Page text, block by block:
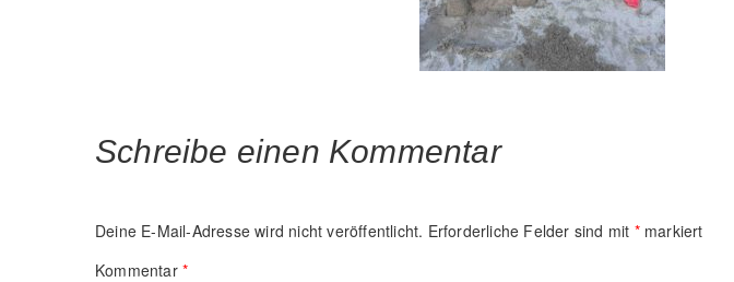
Schreibe einen Kommentar
Deine E-Mail-Adresse wird nicht veröffentlicht. Erforderliche Felder sind mit *markiert
Kommentar *